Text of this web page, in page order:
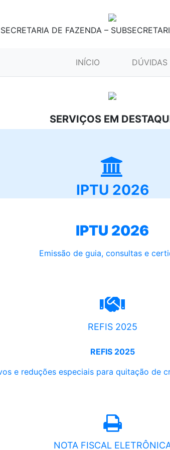
SECRETARIA DE FAZENDA –
INÍCIO (CURRENT)DÚVIDAS
SERVIÇOS EM
IPTU 2026
IPTU 2026
Emissão de guia, consultas e
REFIS 2025
REFIS 2025
e reduções especiais para quitação de
NOTA FISCAL